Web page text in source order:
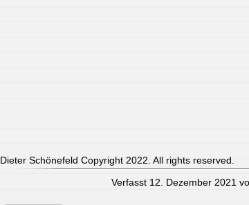
Dieter Schönefeld Copyright 2022. All rights reserved.
Verfasst 12. Dezember 2021